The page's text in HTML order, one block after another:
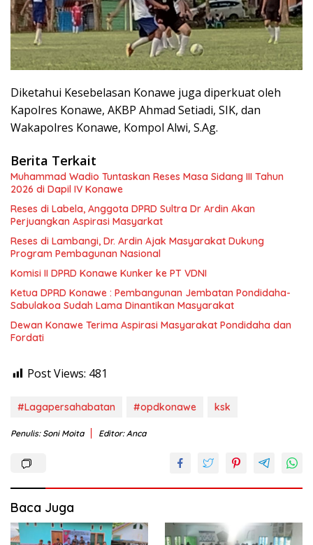
Diketahui Kesebelasan Konawe juga diperkuat oleh
Kapolres Konawe, AKBP Ahmad Setiadi, SIK, dan
Wakapolres Konawe, Kompol Alwi, S.Ag.
Berita Terkait
Muhammad Wadio Tuntaskan Reses Masa Sidang III Tahun
2026 di Dapil IV Konawe
Reses di Labela, Anggota DPRD Sultra Dr Ardin Akan
Perjuangkan Aspirasi Masyarkat
Reses di Lambangi, Dr. Ardin Ajak Masyarakat Dukung
Program Pembagunan Nasional
Komisi II DPRD Konawe Kunker ke PT VDNI
Ketua DPRD Konawe : Pembangunan Jembatan Pondidaha-
Sabulakoa Sudah Lama Dinantikan Masyarakat
Dewan Konawe Terima Aspirasi Masyarakat Pondidaha dan
Fordati
Post Views: 481
#Lagapersahabatan #opdkonawe ksk
Penulis: Soni Moita Editor: Anca
Baca Juga